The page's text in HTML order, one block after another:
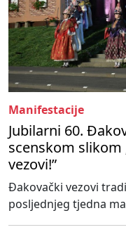
Manifestacije
Jubilarni 60.
scenskom slikom
vezovi!”
Đakovački vezovi
posljednjeg tjedna